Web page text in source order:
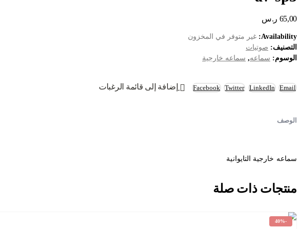
65,00 ر.س
Availability:
غير متوفر في المخزون
التصنيف: صوتيات
الوسوم: سماعه, سماعه خارجية
Facebook Twitter LinkedIn Email إضافة إلى قائمة الرغبات
الوصف
سماعه خارجية التايوانية
منتجات ذات صلة
-40%